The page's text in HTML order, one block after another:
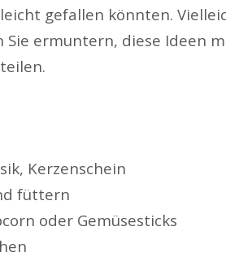
gefallen könnten.
ermuntern, diese Ideen
Kerzenschein
füttern
oder Gemüsesticks